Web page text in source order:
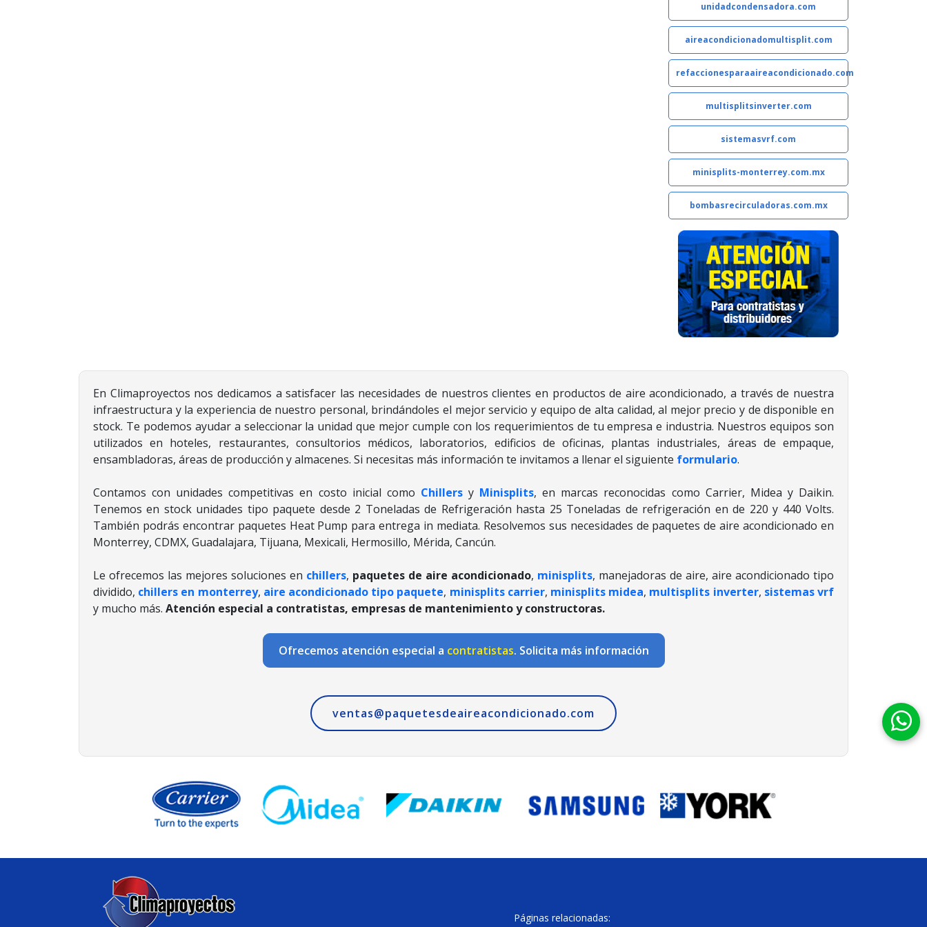
unidadcondensadora.com
aireacondicionadomultisplit.com
refaccionesparaaireacondicionado.com
multisplitsinverter.com
sistemasvrf.com
minisplits-monterrey.com.mx
bombasrecirculadoras.com.mx
En Climaproyectos nos dedicamos a satisfacer las necesidades de nuestros clientes en productos de aire acondicionado, a través de nuestra
infraestructura y la experiencia de nuestro personal, brindándoles el mejor servicio y equipo de alta calidad, al mejor precio y de disponible en
stock. Te podemos ayudar a seleccionar la unidad que mejor cumple con los requerimientos de tu empresa e industria. Nuestros equipos son
utilizados en hoteles, restaurantes, consultorios médicos, laboratorios, edificios de oficinas, plantas industriales, áreas de empaque,
ensambladoras, áreas de producción y almacenes. Si necesitas más información te invitamos a llenar el siguiente formulario.
Contamos con unidades competitivas en costo inicial como Chillersy Minisplits, en marcas reconocidas como Carrier, Midea y Daikin.
Tenemos en stock unidades tipo paquete desde 2 Toneladas de Refrigeración hasta 25 Toneladas de refrigeración en de 220 y 440 Volts.
También podrás encontrar paquetes Heat Pump para entrega in mediata. Resolvemos sus necesidades de paquetes de aire acondicionado en
Monterrey, CDMX, Guadalajara, Tijuana, Mexicali, Hermosillo, Mérida, Cancún.
Le ofrecemos las mejores soluciones en chillers, paquetes de aire acondicionado, minisplits, manejadoras de aire, aire acondicionado tipo
dividido, chillers en monterrey, aire acondicionado tipo paquete, minisplits carrier, minisplits midea, multisplits inverter, sistemas vrf
y mucho más. Atención especial a contratistas, empresas de mantenimiento y constructoras.
Ofrecemos atención especial a contratistas. Solicita más información
ventas@paquetesdeaireacondicionado.com
Páginas relacionadas: